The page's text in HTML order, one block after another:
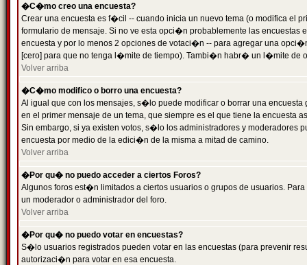
�C�mo creo una encuesta?
Crear una encuesta es f�cil -- cuando inicia un nuevo tema (o modifica el
formulario de mensaje. Si no ve esta opci�n probablemente las
encuesta y por lo menos 2 opciones de votaci�n -- para agregar una
[cero] para que no tenga l�mite de tiempo). Tambi�n habr� un l�mite de
Volver arriba
�C�mo modifico o borro una encuesta?
Al igual que con los mensajes, s�lo puede modificar o borrar una
en el primer mensaje de un tema, que siempre es el que tiene la encuesta
Sin embargo, si ya existen votos, s�lo los administradores y moderadores
encuesta por medio de la edici�n de la misma a mitad de camino.
Volver arriba
�Por qu� no puedo acceder a ciertos Foros?
Algunos foros est�n limitados a ciertos usuarios o grupos de usuarios.
un moderador o administrador del foro.
Volver arriba
�Por qu� no puedo votar en encuestas?
S�lo usuarios registrados pueden votar en las encuestas (para prevenir
autorizaci�n para votar en esa encuesta.